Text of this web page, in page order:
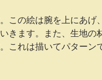
この絵は腕を上にあげ
きます。また、生地の
これは描いてパターン